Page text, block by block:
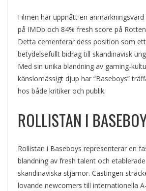
Filmen har uppnått en
på IMDb och 84% fresh score på
Detta cementerar dess position som ett
betydelsefullt bidrag till skandinavisk
Med sin unika blandning av gaming-
känslomässigt djup har “Baseboys”
hos både kritiker och publik.
ROLLISTAN I
Rollistan i Baseboys representerar en
blandning av fresh talent och etablerade
skandinaviska stjärnor. Castingen
lovande newcomers till internationella